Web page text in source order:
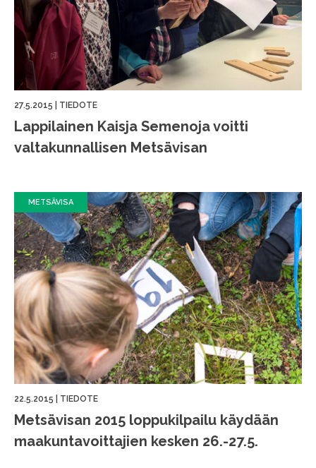
27.5.2015 TIEDOTE
Lappilainen Kaisja Semenoja voitti
valtakunnallisen Metsävisan
METSÄVISA
22.5.2015 TIEDOTE
Metsävisan 2015 loppukilpailu käydään
maakuntavoittajien kesken 26.-27.5.